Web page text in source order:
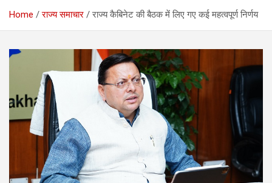
Home राज्य समाचार राज्य कैबिनेट की बैठक में लिए गए कई महत्वपूर्ण निर्णय